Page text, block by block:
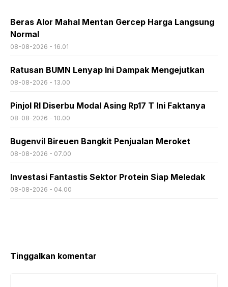
Beras Alor Mahal Mentan Gercep Harga Langsung
Normal
08-08-2026 - 16.01
Ratusan BUMN Lenyap Ini Dampak Mengejutkan
08-08-2026 - 13.00
Pinjol RI Diserbu Modal Asing Rp17 T Ini Faktanya
08-08-2026 - 10.00
Bugenvil Bireuen Bangkit Penjualan Meroket
08-08-2026 - 07.00
Investasi Fantastis Sektor Protein Siap Meledak
08-08-2026 - 04.00
Tinggalkan komentar